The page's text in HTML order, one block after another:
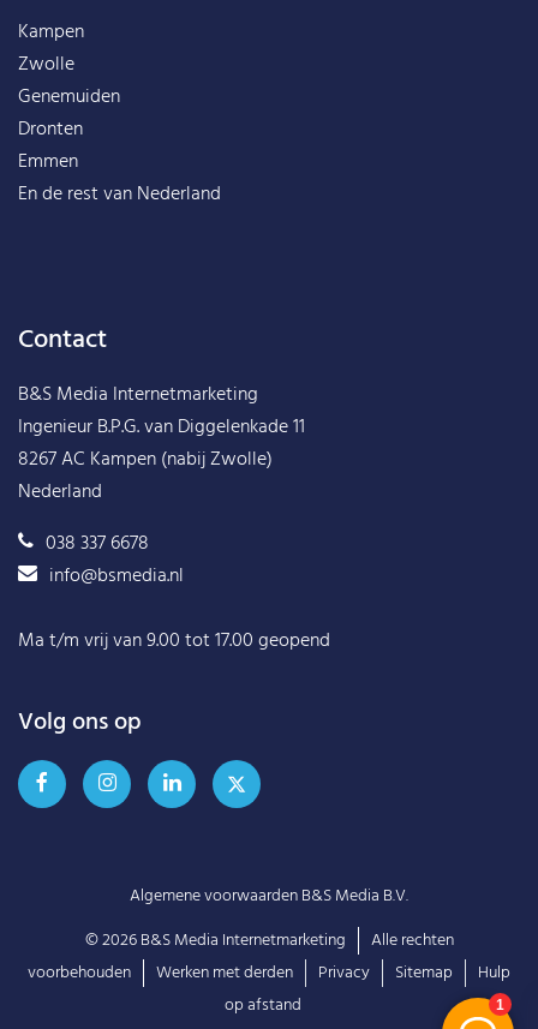
Kampen
Zwolle
Genemuiden
Dronten
Emmen
En de rest vanNederland
Contact
B&S Media Internetmarketing
Ingenieur B.P.G. van Diggelenkade 11
8267 AC Kampen (nabij Zwolle)
Nederland
038 337 6678
info@bsmedia.nl
Ma t/m vrij van 9.00 tot 17.00 geopend
Volg ons op
Algemene voorwaarden B&S Media B.V.
© 2026B&S Media Internetmarketing
Alle rechten
voorbehouden
Werken met derden Privacy Sitemap
Hulp
op afstand